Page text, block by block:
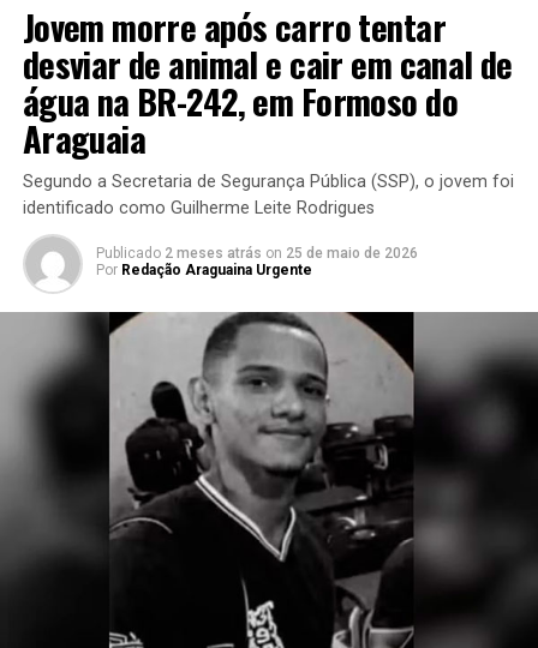
Jovem morre após carro tentar
desviar de animal e cair em canal de
água na BR-242, em Formoso do
Araguaia
Segundo a Secretaria de Segurança Pública (SSP), o jovem foi
identificado como Guilherme Leite Rodrigues
Publicado 2 meses atrás on 25 de maio de 2026
Por Redação Araguaina Urgente